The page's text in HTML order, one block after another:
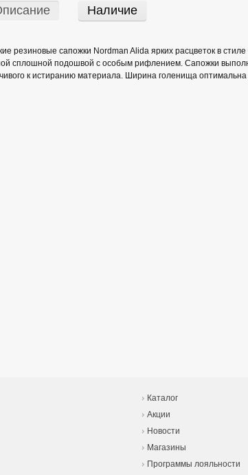
Наличие
резиновые сапожки Nordman Alida ярких расцветок в
сплошной подошвой с особым рифлением. Сапожки
к истиранию материала. Ширина голенища
Каталог
Акции
Новости
Магазины
Программы лояльности